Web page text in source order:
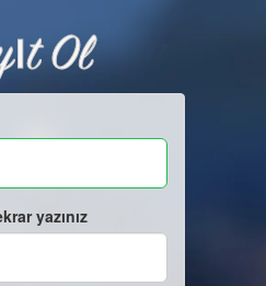
Ol
yazınız